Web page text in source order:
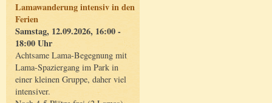
Lamawanderung intensiv in den
Ferien
Samstag, 12.09.2026, 16:00 -
18:00 Uhr
Achtsame Lama-Begegnung mit
Lama-Spaziergang im Park in
einer kleinen Gruppe, daher viel
intensiver.